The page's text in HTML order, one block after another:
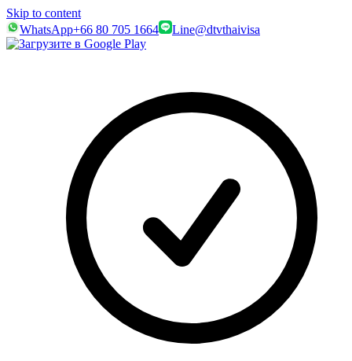
Skip to content
WhatsApp+66 80 705 1664 Line@dtvthaivisa